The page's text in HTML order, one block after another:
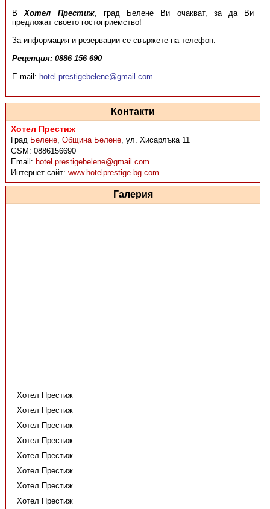
ВХотел Престиж, град Белене Ви очакват, за да Ви
предложат своето гостоприемство!
За информация и резервации се свържете на телефон:
Рецепция: 0886 156 690
E-mail: hotel.prestigebelene@gmail.com
Контакти
Хотел Престиж
Град Белене,Община Белене,ул. Хисарлъка 11
GSM:0886156690
Email: hotel.prestigebelene@gmail.com
Интернет сайт:www.hotelprestige-bg.com
Галерия
Хотел Престиж
Хотел Престиж
Хотел Престиж
Хотел Престиж
Хотел Престиж
Хотел Престиж
Хотел Престиж
Хотел Престиж